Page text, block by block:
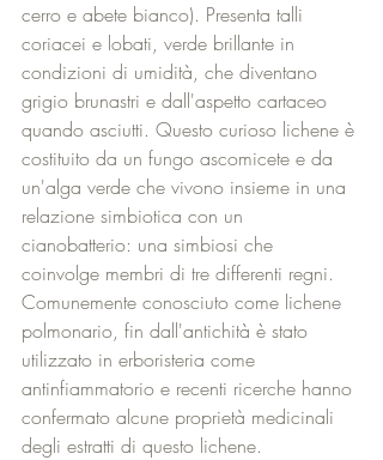
cerro e abete bianco). Presenta talli
coriacei e lobati, verde brillante in
condizioni di umidità, che diventano
grigio brunastri e dall'aspetto cartaceo
quando asciutti. Questo curioso lichene è
costituito da un fungo ascomicete e da
un'alga verde che vivono insieme in una
relazione simbiotica con un
cianobatterio: una simbiosi che
coinvolge membri di tre differenti regni.
Comunemente conosciuto come lichene
polmonario, fin dall'antichità è stato
utilizzato in erboristeria come
antinfiammatorio e recenti ricerche hanno
confermato alcune proprietà medicinali
degli estratti di questo lichene.